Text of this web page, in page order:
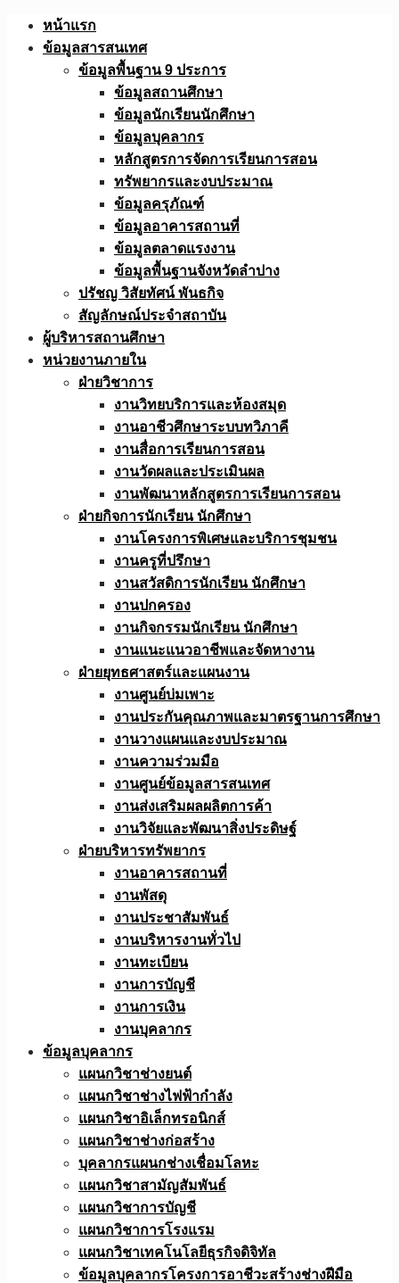
Skip
หน้าแรก
ข้อมูลสารสนเทศ
ข้อมูลพื้นฐาน 9 ประการ
ข้อมูลสถานศึกษา
ข้อมูลนักเรียนนักศึกษา
ข้อมูลบุคลากร
หลักสูตรการจัดการเรียนการสอน
ทรัพยากรและงบประมาณ
ข้อมูลครุภัณฑ์
ข้อมูลอาคารสถานที่
ข้อมูลตลาดแรงงาน
ข้อมูลพื้นฐานจังหวัดลำปาง
ปรัชญ วิสัยทัศน์ พันธกิจ
สัญลักษณ์ประจำสถาบัน
ผู้บริหารสถานศึกษา
หน่วยงานภายใน
ฝ่ายวิชาการ
งานวิทยบริการและห้องสมุด
งานอาชีวศึกษาระบบทวิภาคี
งานสื่อการเรียนการสอน
งานวัดผลและประเมินผล
งานพัฒนาหลักสูตรการเรียนการสอน
ฝ่ายกิจการนักเรียน นักศึกษา
งานโครงการพิเศษและบริการชุมชน
งานครูที่ปรึกษา
งานสวัสดิการนักเรียน นักศึกษา
งานปกครอง
งานกิจกรรมนักเรียน นักศึกษา
งานแนะแนวอาชีพและจัดหางาน
ฝ่ายยุทธศาสตร์และแผนงาน
งานศูนย์บ่มเพาะ
งานประกันคุณภาพและมาตรฐานการศึกษา
งานวางแผนและงบประมาณ
งานความร่วมมือ
งานศูนย์ข้อมูลสารสนเทศ
งานส่งเสริมผลผลิตการค้า
งานวิจัยและพัฒนาสิ่งประดิษฐ์
ฝ่ายบริหารทรัพยากร
งานอาคารสถานที่
งานพัสดุ
งานประชาสัมพันธ์
งานบริหารงานทั่วไป
งานทะเบียน
งานการบัญชี
งานการเงิน
งานบุคลากร
ข้อมูลบุคลากร
แผนกวิชาช่างยนต์
แผนกวิชาช่างไฟฟ้ากำลัง
แผนกวิชาอิเล็กทรอนิกส์
แผนกวิชาช่างก่อสร้าง
บุคลากรแผนกช่างเชื่อมโลหะ
แผนกวิชาสามัญสัมพันธ์
แผนกวิชาการบัญชี
แผนกวิชาการโรงแรม
แผนกวิชาเทคโนโลยีธุรกิจดิจิทัล
ข้อมูลบุคลากรโครงการอาชีวะสร้างช่างฝีมือ